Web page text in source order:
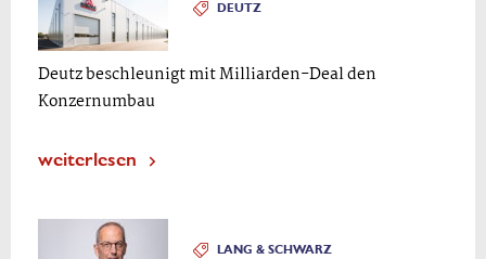
DEUTZ
Deutz beschleunigt mit Milliarden-Deal den
Konzernumbau
weiterlesen
LANG & SCHWARZ